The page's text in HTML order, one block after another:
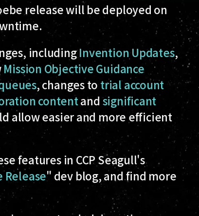
release will be deployed on
includingInvention Updates,
Mission Objective Guidance
, changes to trial account
contentand significant
allow easier and more efficient
features in CCP Seagull's
Release" dev blog, and find more